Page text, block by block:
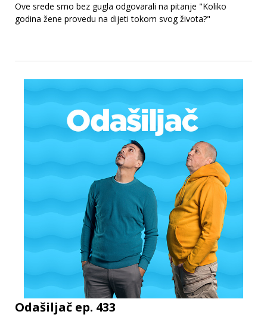
Ove srede smo bez gugla odgovarali na pitanje "Koliko
godina žene provedu na dijeti tokom svog života?"
Odašiljač ep. 433